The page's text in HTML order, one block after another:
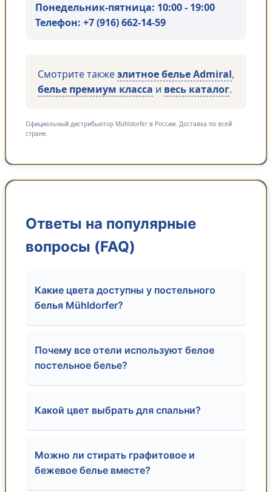
Понедельник-пятница: 10:00 - 19:00
Телефон: +7 (916) 662-14-59
Смотрите такжеэлитное белье Admiral,
белье премиум класса и весь каталог.
Официальный дистрибьютор Mühldorfer в России. Доставка по всей
стране.
Ответы на популярные
вопросы (FAQ)
Какие цвета доступны у постельного
белья Mühldorfer?
Почему все отели используют белое
постельное белье?
Какой цвет выбрать для спальни?
Можно ли стирать графитовое и
бежевое белье вместе?